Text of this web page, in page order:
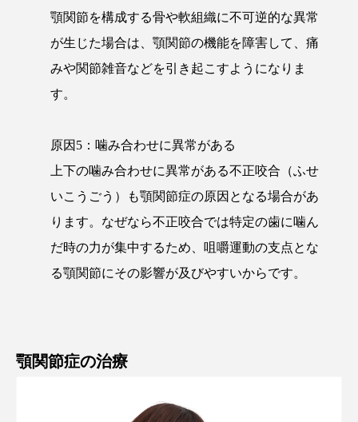
顎関節を構成する骨や軟組織に不可逆的な異常
が生じた場合は、顎関節の機能を障害して、痛
みや関節雑音などを引き起こすようになりま
す。
原因5：噛み合わせに異常がある
上下の噛み合わせに異常がある不正咬合（ふせ
いこうごう）も顎関節症の原因となる場合があ
ります。なぜなら不正咬合では特定の歯に噛ん
だ時の力が集中するため、咀嚼運動の支点とな
る顎関節にその影響が及びやすいからです。
顎関節症の治療